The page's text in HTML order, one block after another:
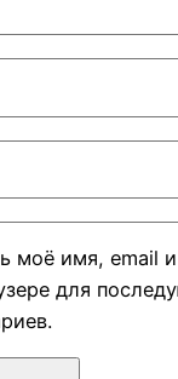
моё имя, email
для